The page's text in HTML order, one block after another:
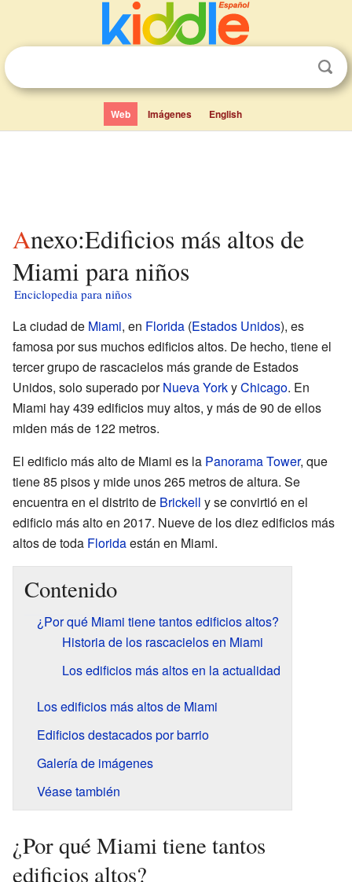
Web Imágenes English
Anexo:Edificios más altos de
Miami para niños
Enciclopedia para niños
La ciudad de Miami, en Florida (Estados Unidos), es
famosa por sus muchos edificios altos. De hecho, tiene el
tercer grupo de rascacielos más grande de Estados
Unidos, solo superado porNueva YorkyChicago. En
Miami hay 439 edificios muy altos, y más de 90 de ellos
miden más de 122 metros.
El edificio más alto de Miami es la Panorama Tower, que
tiene 85 pisos y mide unos 265 metros de altura. Se
encuentra en el distrito de Brickell y se convirtió en el
edificio más alto en 2017. Nueve de los diez edificios más
altos de toda Floridaestán en Miami.
Contenido
¿Por qué Miami tiene tantos edificios altos?
Historia de los rascacielos en Miami
Los edificios más altos en la actualidad
Los edificios más altos de Miami
Edificios destacados por barrio
Galería de imágenes
Véase también
¿Por qué Miami tiene tantos
edificios altos?